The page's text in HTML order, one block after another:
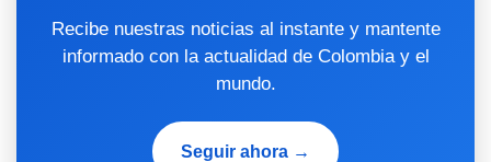
Recibe nuestras noticias al instante y mantente
informado con la actualidad de Colombia y el
mundo.
Seguir ahora →